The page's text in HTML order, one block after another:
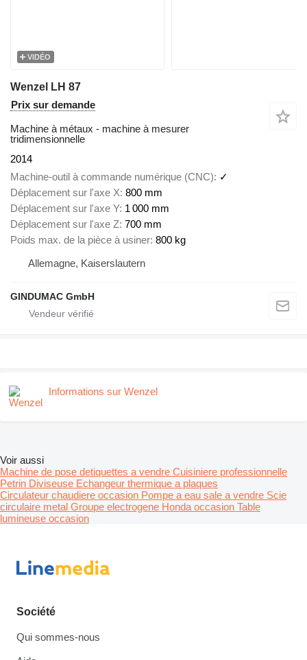
VIDÉO
Wenzel LH 87
Prix sur demande
Machine à métaux - machine à mesurer
tridimensionnelle
2014
Machine-outil à commande numérique (CNC)
✓
Déplacement sur l'axe X 800 mm
Déplacement sur l'axe Y 1 000 mm
Déplacement sur l'axe Z 700 mm
Poids max. de la pièce à usiner 800 kg
Allemagne, Kaiserslautern
GINDUMAC GmbH
Informations sur Wenzel
Voir aussi
Machine de pose detiquettes a vendre Cuisiniere professionnelle
Petrin Diviseuse Echangeur thermique a plaques
Circulateur chaudiere occasion Pompe a eau sale a vendre Scie
circulaire metal Groupe electrogene Honda occasion Table
lumineuse occasion
Société
Qui sommes-nous